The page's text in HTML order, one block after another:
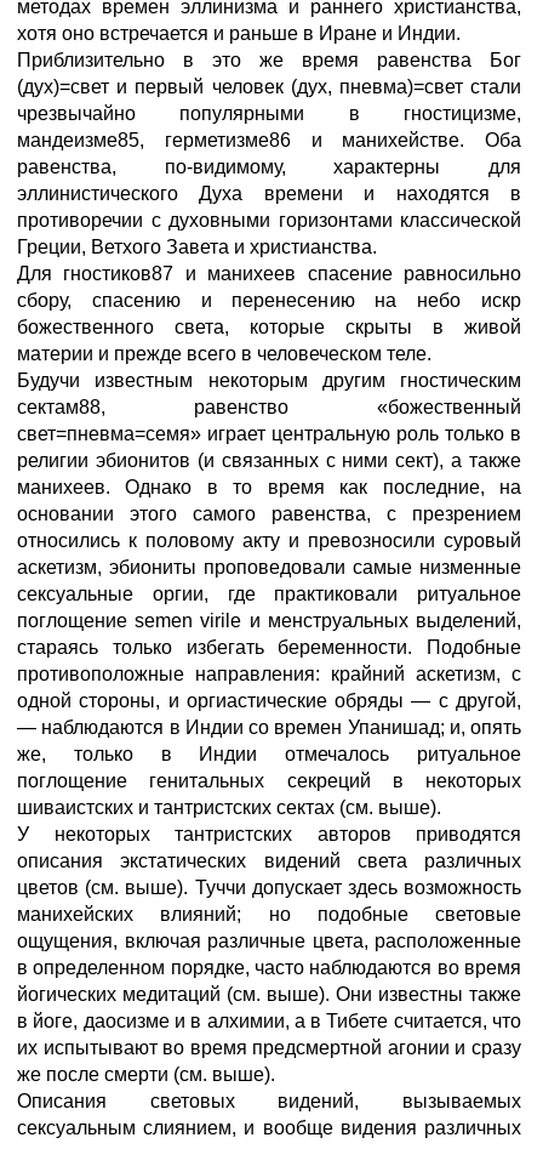
методах времен эллинизма и раннего христианства,
хотя оно встречается и раньше в Иране и Индии.
Приблизительно в это же время равенства Бог
(дух)=свет и первый человек (дух, пневма)=свет стали
чрезвычайно популярными в гностицизме,
мандеизме85, герметизме86 и манихействе. Оба
равенства, по-видимому, характерны для
эллинистического Духа времени и находятся в
противоречии с духовными горизонтами классической
Греции, Ветхого Завета и христианства.
Для гностиков87 и манихеев спасение равносильно
сбору, спасению и перенесению на небо искр
божественного света, которые скрыты в живой
материи и прежде всего в человеческом теле.
Будучи известным некоторым другим гностическим
сектам88, равенство «божественный
свет=пневма=семя» играет центральную роль только в
религии эбионитов (и связанных с ними сект), а также
манихеев. Однако в то время как последние, на
основании этого самого равенства, с презрением
относились к половому акту и превозносили суровый
аскетизм, эбиониты проповедовали самые низменные
сексуальные оргии, где практиковали ритуальное
поглощение semen virile и менструальных выделений,
стараясь только избегать беременности. Подобные
противоположные направления: крайний аскетизм, с
одной стороны, и оргиастические обряды — с другой,
— наблюдаются в Индии со времен Упанишад; и, опять
же, только в Индии отмечалось ритуальное
поглощение генитальных секреций в некоторых
шиваистских и тантристских сектах (см. выше).
У некоторых тантристских авторов приводятся
описания экстатических видений света различных
цветов (см. выше). Туччи допускает здесь возможность
манихейских влияний; но подобные световые
ощущения, включая различные цвета, расположенные
в определенном порядке, часто наблюдаются во время
йогических медитаций (см. выше). Они известны также
в йоге, даосизме и в алхимии, а в Тибете считается, что
их испытывают во время предсмертной агонии и сразу
же после смерти (см. выше).
Описания световых видений, вызываемых
сексуальным слиянием, и вообще видения различных